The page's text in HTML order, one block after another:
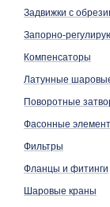
Задвижки с
Запорно-
Компенсаторы
Латунные
Поворотные
Фасонные
Фильтры
Фланцы и фитинги
Шаровые краны